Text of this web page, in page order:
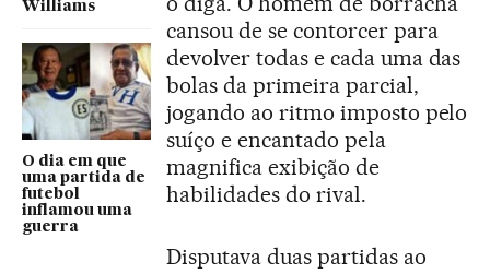
Williams
O dia em que
uma partida de
futebol
inflamou uma
guerra
cansou de se contorcer para
devolver todas e cada uma das
bolas da primeira parcial,
jogando ao ritmo imposto pelo
suíço e encantado pela
magnifica exibição de
habilidades do rival.
Disputava duas partidas ao